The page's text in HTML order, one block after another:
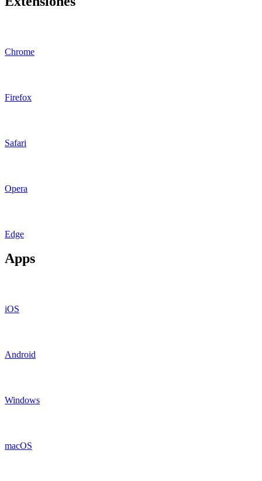
Chrome
Firefox
Safari
Opera
Edge
Apps
iOS
Android
Windows
macOS